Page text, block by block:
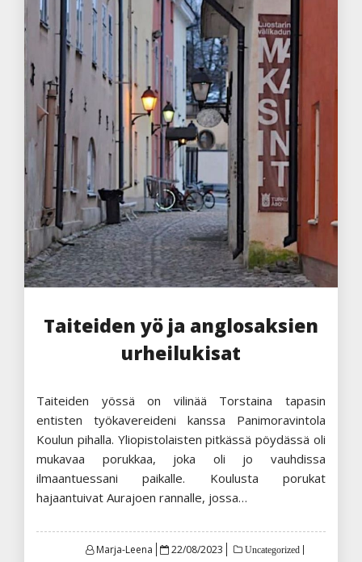
Taiteiden yö ja anglosaksien
urheilukisat
Taiteiden yössä on vilinää Torstaina tapasin
entisten työkavereideni kanssa Panimoravintola
Koulun pihalla. Yliopistolaisten pitkässä pöydässä oli
mukavaa porukkaa, joka oli jo vauhdissa
ilmaantuessani paikalle. Koulusta porukat
hajaantuivat Aurajoen rannalle, jossa…
Marja-Leena
Posted
22/08/2023 Uncategorized